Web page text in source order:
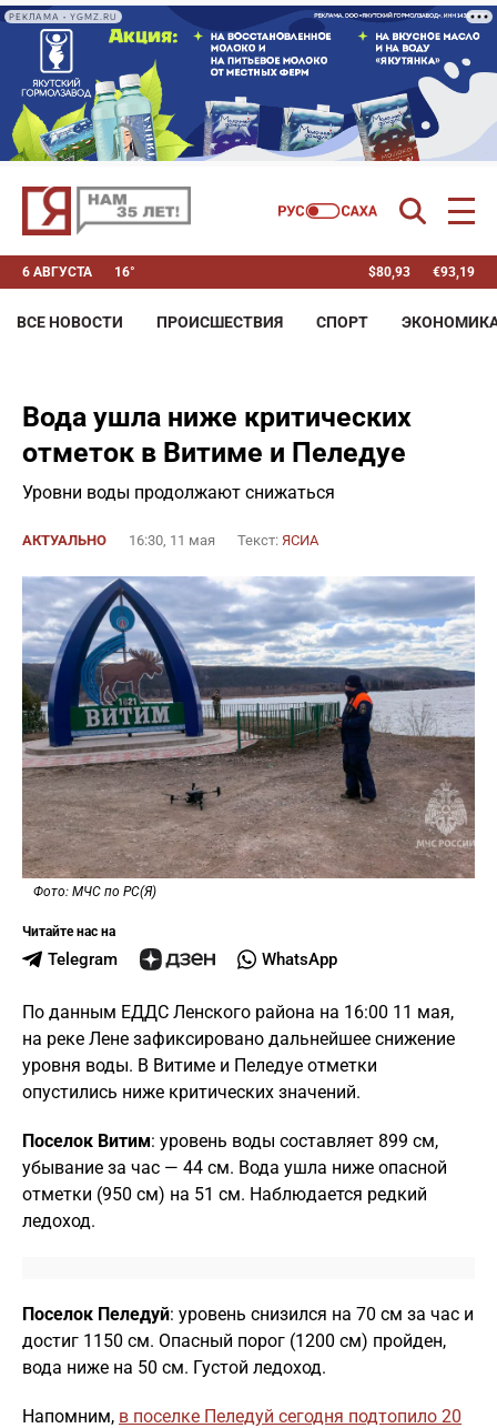
РЕКЛАМА • YGMZ.RU
6 АВГУСТА 16° $80,93 €93,19
ВСЕ НОВОСТИ ПРОИСШЕСТВИЯ СПОРТ
Вода ушла ниже критических
отметок в Витиме и Пеледуе
Уровни воды продолжают снижаться
АКТУАЛЬНО 16:30, 11 мая Текст: ЯСИА
Фото: МЧС по РС(Я)
Читайте нас на
Telegram WhatsApp
По данным ЕДДС Ленского района на 16:00 11 мая,
на реке Лене зафиксировано дальнейшее снижение
уровня воды. В Витиме и Пеледуе отметки
опустились ниже критических значений.
Поселок Витим: уровень воды составляет 899 см,
убывание за час — 44 см. Вода ушла ниже опасной
отметки (950 см) на 51 см. Наблюдается редкий
ледоход.
Поселок Пеледуй: уровень снизился на 70 см за час и
достиг 1150 см. Опасный порог (1200 см) пройден,
вода ниже на 50 см. Густой ледоход.
Напомним, в поселке Пеледуй сегодня подтопило 20